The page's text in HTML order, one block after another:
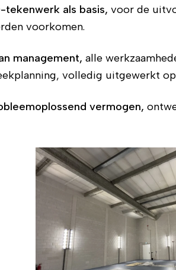
tekenwerk als basis, voor de
voorkomen.
management, alle
volledig uitgewerkt
vermogen,